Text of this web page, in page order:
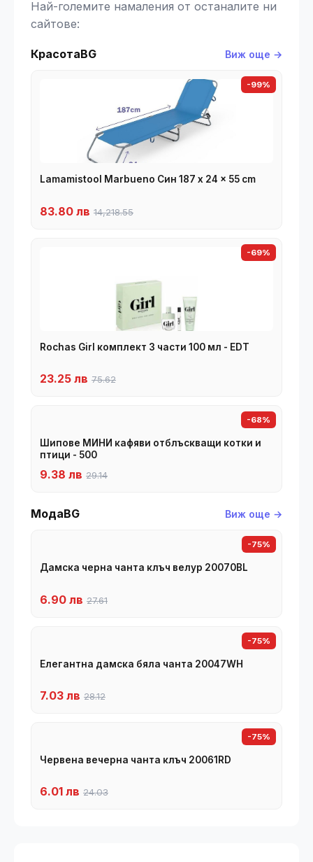
Най-големите намаления от останалите ни
сайтове:
КрасотаBG Виж още →
-99%
Lamamistool Marbueno Син 187 x 24 x 55 cm
83.80 лв 14,218.55
-69%
Rochas Girl комплект 3 части 100 мл - EDT
23.25 лв 75.62
-68%
Шипове МИНИ кафяви отблъскващи котки и
птици - 500
9.38 лв 29.14
МодаBG Виж още →
-75%
Дамска черна чанта клъч велур 20070BL
6.90 лв 27.61
-75%
Елегантна дамска бяла чанта 20047WH
7.03 лв 28.12
-75%
Червена вечерна чанта клъч 20061RD
6.01 лв 24.03